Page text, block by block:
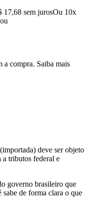
17,68 sem jurosOu 10x
ou
a compra. Saiba mais
deve ser objeto
a tributos federal e
governo brasileiro que
de forma clara o que